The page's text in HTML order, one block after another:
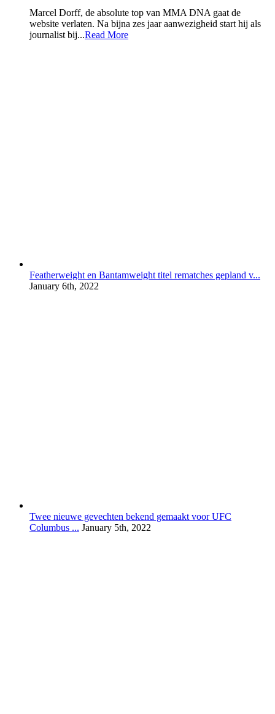
Marcel Dorff, de absolute top van MMA DNA gaat de
website verlaten. Na bijna zes jaar aanwezigheid start hij als
journalist bij...Read More
Featherweight en Bantamweight titel rematches gepland v...
January 6th, 2022
Twee nieuwe gevechten bekend gemaakt voor UFC
Columbus ... January 5th, 2022